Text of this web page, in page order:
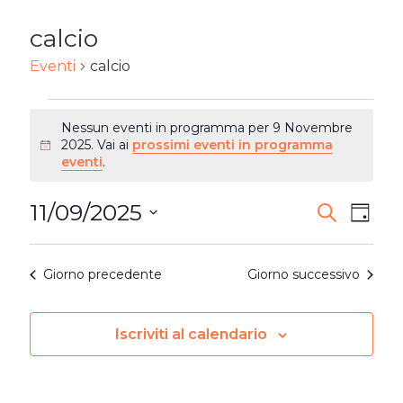
calcio
Eventi calcio
EVENTI
FOR
NOVEMBRE
2025
Notice
Nessun eventi in programma per 9 Novembre
2025. Vai ai prossimi eventi in programma
eventi.
EVENTI
E
VISTE
Cerca
11/09/2025
Seleziona
la Giorno precedente Giorno successivo
Iscriviti al calendario